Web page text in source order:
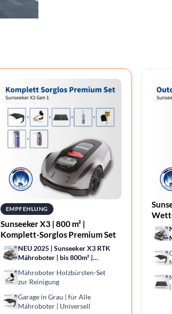
EMPFEHLUNG
Sunseeker X3 | 800 m² |
Komplett-Sorglos Premium Set
NEU 2025 | Sunseeker X3 RTK
Mähroboter | bis 800m² |
AI-Hinderniserkennung
Mähroboter Holzbürsten-Set
zur Reinigung
Garage in Grau | für Alle
Mähroboter | Universell